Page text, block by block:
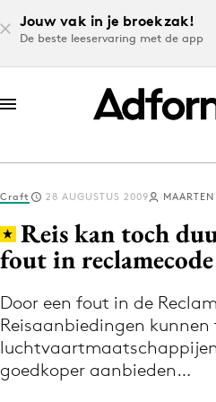
Jouw vak in je broekzak!
De beste leeservaring met de app
Log in
Volg het laatste
Craft 28 AUGUSTUS 2009
Reis kan toch
fout in reclamecode
Door een fout in de
Reisaanbiedingen
goedkoper aanbieden…